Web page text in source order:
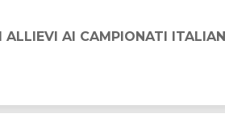
ITALIANI DI CORSA IN MONTAGNA
ALLIEVI AI CAMPIONATI